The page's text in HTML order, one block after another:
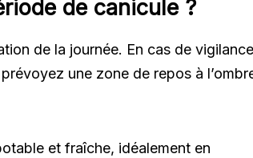
de canicule ?
de la journée. En cas de vigilance
une zone de repos à
et fraîche, idéalement en